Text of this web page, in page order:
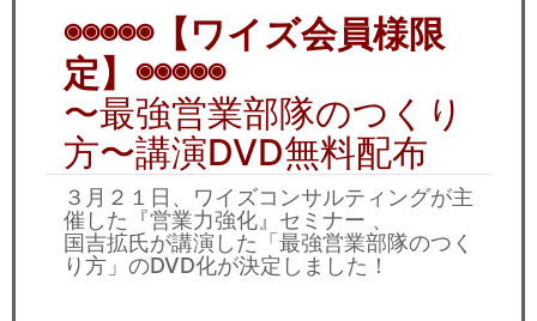
労務顧問
ＩＴ
飲食店情報
◉◉◉◉◉【ワイズ会員様限
定】◉◉◉◉◉
〜最強営業部隊のつくり
方〜講演DVD無料配布
３月２１日、ワイズコンサルティングが主
催した『営業力強化』セミナー 、
国吉拡氏が講演した「最強営業部隊のつく
り方」のDVD化が決定しました！